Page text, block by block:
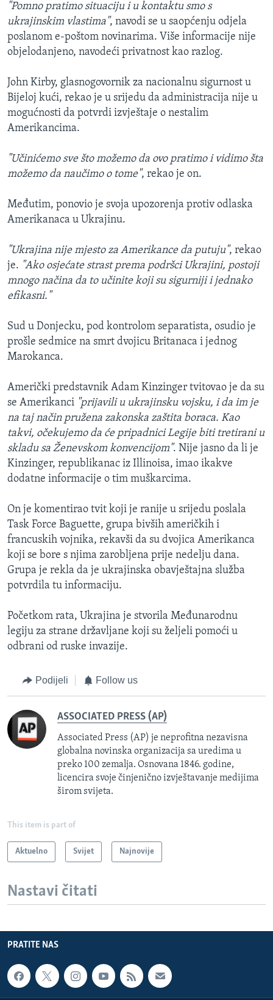
"Pomno pratimo situaciju i u kontaktu smo s
ukrajinskim vlastima", navodi se u saopćenju odjela
poslanom e-poštom novinarima. Više informacije nije
objelodanjeno, navodeći privatnost kao razlog.
John Kirby, glasnogovornik za nacionalnu sigurnost u
Bijeloj kući, rekao je u srijedu da administracija nije u
mogućnosti da potvrdi izvještaje o nestalim
Amerikancima.
"Učinićemo sve što možemo da ovo pratimo i vidimo šta
možemo da naučimo o tome", rekao je on.
Međutim, ponovio je svoja upozorenja protiv odlaska
Amerikanaca u Ukrajinu.
"Ukrajina nije mjesto za Amerikance da putuju", rekao
je. "Ako osjećate strast prema podršci Ukrajini, postoji
mnogo načina da to učinite koji su sigurniji i jednako
efikasni."
Sud u Donjecku, pod kontrolom separatista, osudio je
prošle sedmice na smrt dvojicu Britanaca i jednog
Marokanca.
Američki predstavnik Adam Kinzinger tvitovao je da su
se Amerikanci "prijavili u ukrajinsku vojsku, i da im je
na taj način pružena zakonska zaštita boraca. Kao
takvi, očekujemo da će pripadnici Legije biti tretirani u
skladu sa Ženevskom konvencijom". Nije jasno da li je
Kinzinger, republikanac iz Illinoisa, imao ikakve
dodatne informacije o tim muškarcima.
On je komentirao tvit koji je ranije u srijedu poslala
Task Force Baguette, grupa bivših američkih i
francuskih vojnika, rekavši da su dvojica Amerikanca
koji se bore s njima zarobljena prije nedelju dana.
Grupa je rekla da je ukrajinska obavještajna služba
potvrdila tu informaciju.
Početkom rata, Ukrajina je stvorila Međunarodnu
legiju za strane državljane koji su željeli pomoći u
odbrani od ruske invazije.
Podijeli Follow us
ASSOCIATED PRESS (AP)
Associated Press (AP) je neprofitna nezavisna
globalna novinska organizacija sa uredima u
preko 100 zemalja. Osnovana 1846. godine,
licencira svoje činjenično izvještavanje medijima
širom svijeta.
This item is part of
Aktuelno Svijet Najnovije
Nastavi čitati
PRATITE NAS